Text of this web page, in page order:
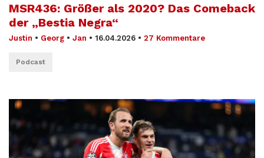
MSR436: Größer als 2020? Das Comeback
der „Bestia Negra“
Justin • Georg • Jan • 16.04.2026 • 27 Kommentare
Podcast